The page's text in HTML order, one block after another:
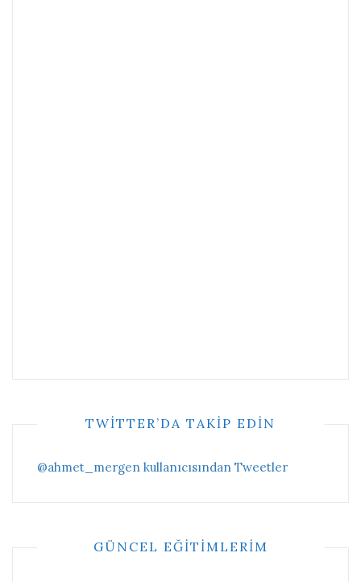
TWITTER’DA TAKIP EDIN
@ahmet_mergen kullanıcısından Tweetler
GÜNCEL EĞITIMLERIM